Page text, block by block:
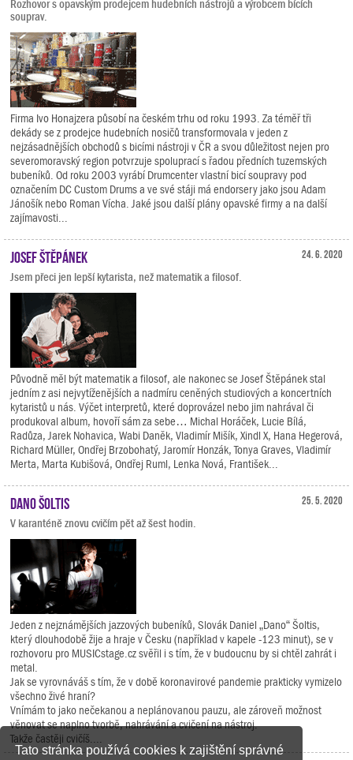
Tato stránka používá cookies k zajištění správné
Rozhovor s opavským prodejcem hudebních nástrojů a výrobcem bících
souprav.
Firma Ivo Honajzera působí na českém trhu od roku 1993. Za téměř tři
dekády se z prodejce hudebních nosičů transformovala v jeden z
nejzásadnějších obchodů s bicími nástroji v ČR a svou důležitost nejen pro
severomoravský region potvrzuje spoluprací s řadou předních tuzemských
bubeníků. Od roku 2003 vyrábí Drumcenter vlastní bicí soupravy pod
označením DC Custom Drums a ve své stáji má endorsery jako jsou Adam
Jánošík nebo Roman Vícha. Jaké jsou další plány opavské firmy a na další
zajímavosti...
24. 6. 2020
Josef Štěpánek
Jsem přeci jen lepší kytarista, než matematik a filosof.
Původně měl být matematik a filosof, ale nakonec se Josef Štěpánek stal
jedním z asi nejvytíženějších a nadmíru ceněných studiových a koncertních
kytaristů u nás. Výčet interpretů, které doprovázel nebo jim nahrával či
produkoval album, hovoří sám za sebe… Michal Horáček, Lucie Bílá,
Radůza, Jarek Nohavica, Wabi Daněk, Vladimír Mišík, Xindl X, Hana Hegerová,
Richard Müller, Ondřej Brzobohatý, Jaromír Honzák, Tonya Graves, Vladimír
Merta, Marta Kubišová, Ondřej Ruml, Lenka Nová, František...
25. 5. 2020
Dano Šoltis
V karanténě znovu cvičím pět až šest hodin.
Jeden z nejznámějších jazzových bubeníků, Slovák Daniel „Dano“ Šoltis,
který dlouhodobě žije a hraje v Česku (například v kapele -123 minut), se v
rozhovoru pro MUSICstage.cz svěřil i s tím, že v budoucnu by si chtěl zahrát i
metal.
Jak se vyrovnáváš s tím, že v době koronavirové pandemie prakticky vymizelo
všechno živé hraní?
Vnímám to jako nečekanou a neplánovanou pauzu, ale zároveň možnost
věnovat se naplno tvorbě, nahrávání a cvičení na nástroj.
Takže častěji cvičíš....